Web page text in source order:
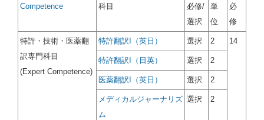
Competence 科目
必修/
選択
単
位
必
修
特許・技術・医薬翻
訳専門科目
(Expert Competence)
特許翻訳I（英日） 選択 2 14
特許翻訳I（日英） 選択 2
医薬翻訳I（英日） 選択 2
メディカルジャーナリズ
ム
選択 2